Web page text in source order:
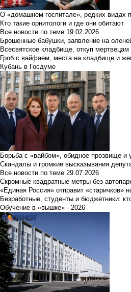
О «домашнем госпитале», редких видах
Кто такие орнитологи и где они обитают
Все новости по теме 19.02.2026
Брошенные бабушки, заявление на
Всесвятское кладбище, откуп
Гроб с вайфаем, места на кладбище и
Кубань в Госдуме
Борьба с «вайбом», обидное прозвище
Скандалы и громкие высказывания
Все новости по теме 29.07.2026
Скромные квадратные метры без
«Единая Россия» отправит «старичков»
Безработные, студенты и бюджетники:
Обучение в «вышке» - 2026